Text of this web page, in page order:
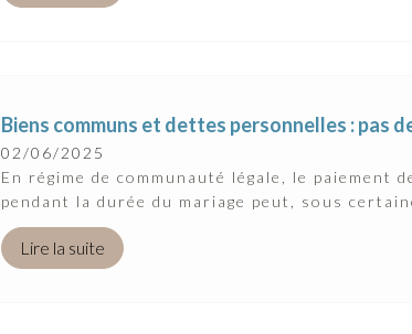
Biens communs et dettes personnelles : pas
02/06/2025
En régime de communauté légale, le
pendant la durée du mariage peut, sous
Lire la suite